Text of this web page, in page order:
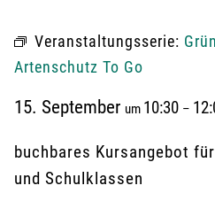
Veranstaltungsserie:
Artenschutz To Go
15. September um 10:30 –
buchbares Kursangebot
und Schulklassen